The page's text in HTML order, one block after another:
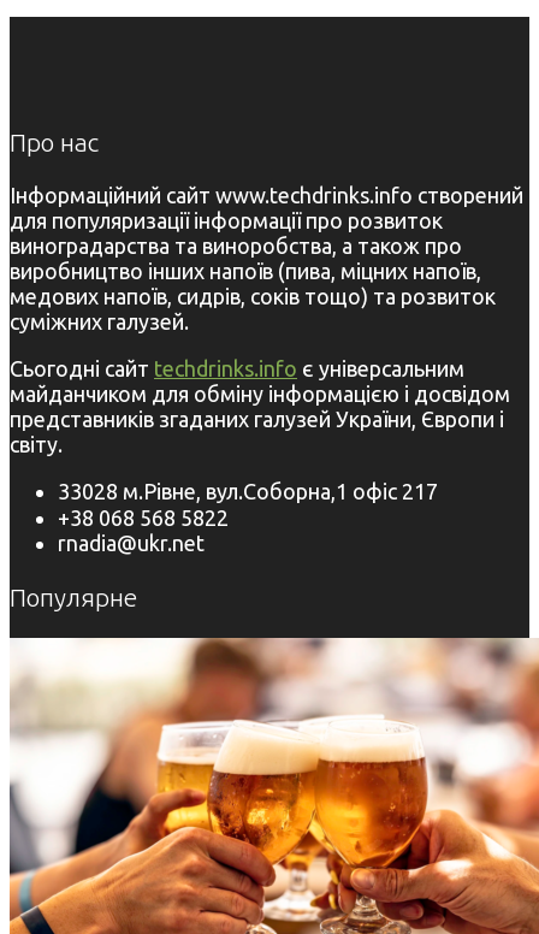
Про нас
Інформаційний сайт www.techdrinks.info створений
для популяризації інформації про розвиток
виноградарства та виноробства, а також про
виробництво інших напоїв (пива, міцних напоїв,
медових напоїв, сидрів, соків тощо) та розвиток
суміжних галузей.
Сьогодні сайт techdrinks.info є універсальним
майданчиком для обміну інформацією і досвідом
представників згаданих галузей України, Європи і
світу.
33028 м.Рівне, вул.Соборна,1 офіс 217
+38 068 568 5822
rnadia@ukr.net
Популярне